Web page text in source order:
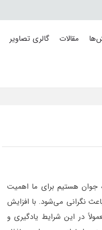
مقالات گالری تصاویر
جوان هستیم برای ما اهمیت
نگرانی می‌شود. با افزایش
در این شرایط یادگیری و